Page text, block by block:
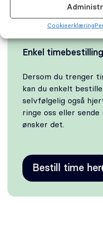
Cookie­erklæring
Enkel
Dersom du trenger
kan du enkelt
selvfølgelig også
ringe oss eller sende
ønsker det.
Bestill time her